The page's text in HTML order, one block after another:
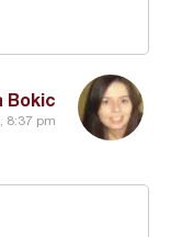
Bokic
8:37 pm